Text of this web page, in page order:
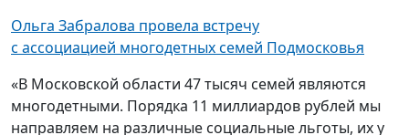
Ольга Забралова провела встречу
с ассоциацией многодетных семей Подмосковья
«В Московской области 47 тысяч семей являются
многодетными. Порядка 11 миллиардов рублей мы
направляем на различные социальные льготы, их у